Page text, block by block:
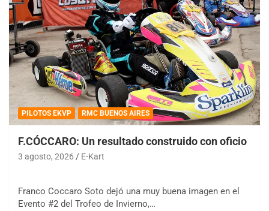
PILOTOS EKVP RMC BUENOS AIRES
F.CÓCCARO: Un resultado construido con oficio
3 agosto, 2026 E-Kart
Franco Coccaro Soto dejó una muy buena imagen en el
Evento #2 del Trofeo de Invierno,…